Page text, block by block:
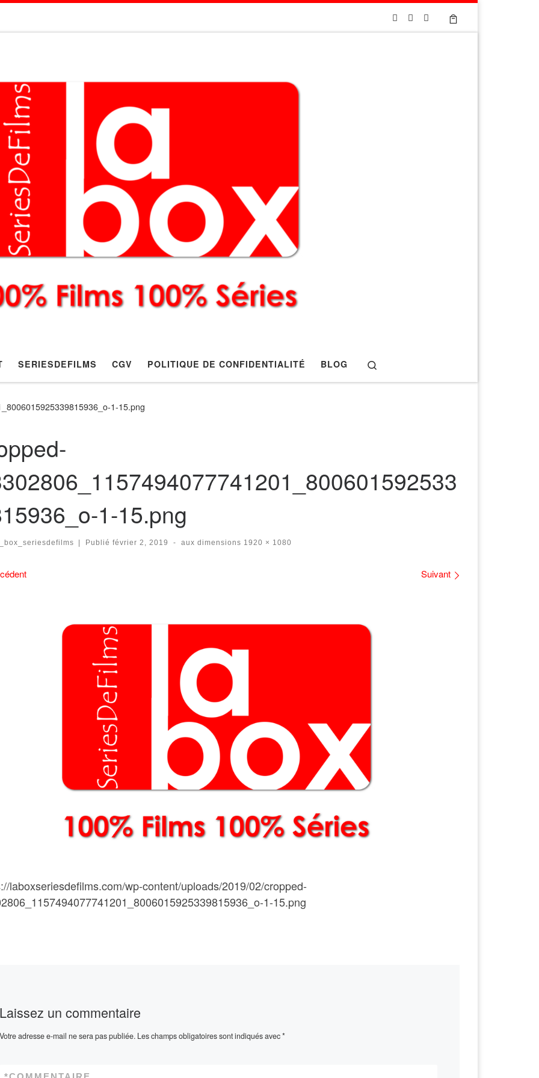
SERIESDEFILMS CGV POLITIQUE DE CONFIDENTIALITÉ BLOG
1-15.png
1-15.png
Publiéfévrier 2, 2019 - aux dimensions 1920 × 1080
des images Suivant
laboxseriesdefilms.com/wp-content/uploads/2019/02/cropped-
1-15.png
Laissez un commentaire
Votre adresse e-mail ne sera pas publiée. Les champs obligatoires sont indiqués avec*